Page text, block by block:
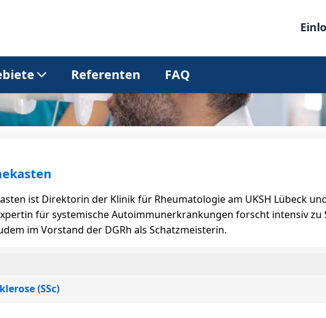
Dermatologie
Onkologie
Referenten FAQ
ist Direktorin der Klinik für Rheumatologie am UKSH Lübeck
für systemische Autoimmunerkrankungen forscht intensiv zu
im Vorstand der DGRh als Schatzmeisterin.
(SSc)